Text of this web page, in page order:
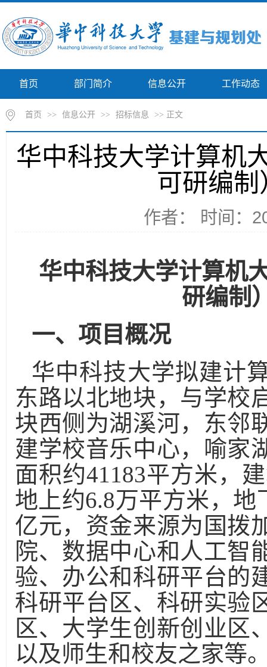
首页 部门简介 信息公开 工作动态
首页 >> 信息公开 >> 招标信息 >> 正文
华中科技大学计算机
可研编
作者： 时间：
华中科技大学计算机
研编制
一、项目概况
华中科技大学拟建计
东路以北地块，与学校
块西侧为湖溪河，东邻
建学校音乐中心，喻家
面积约41183平方米，
地上约6.8万平方米，地
亿元，资金来源为国拨
院、数据中心和人工智
验、办公和科研平台的
科研平台区、科研实验
区、大学生创新创业区
以及师生和校友之家等